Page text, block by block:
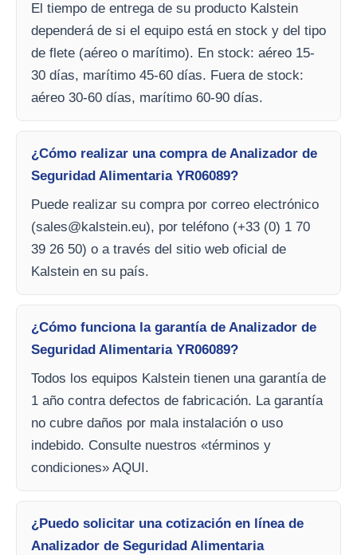
El tiempo de entrega de su producto Kalstein
dependerá de si el equipo está en stock y del tipo
de flete (aéreo o marítimo). En stock: aéreo 15-
30 días, marítimo 45-60 días. Fuera de stock:
aéreo 30-60 días, marítimo 60-90 días.
¿Cómo realizar una compra de Analizador de
Seguridad Alimentaria YR06089?
Puede realizar su compra por correo electrónico
(sales@kalstein.eu), por teléfono (+33 (0) 1 70
39 26 50) o a través del sitio web oficial de
Kalstein en su país.
¿Cómo funciona la garantía de Analizador de
Seguridad Alimentaria YR06089?
Todos los equipos Kalstein tienen una garantía de
1 año contra defectos de fabricación. La garantía
no cubre daños por mala instalación o uso
indebido. Consulte nuestros «términos y
condiciones» AQUI.
¿Puedo solicitar una cotización en línea de
Analizador de Seguridad Alimentaria